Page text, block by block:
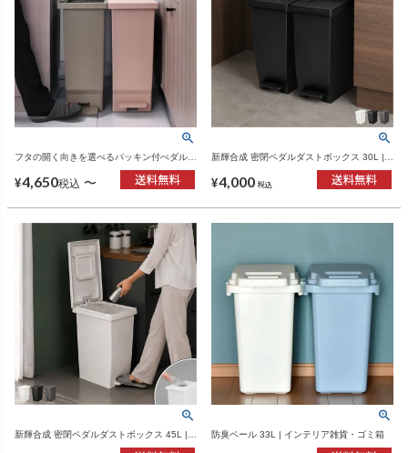
フタの開く向きを選べるパッキン付ぺダルペ
ール 45L | インテリア雑貨・ゴミ箱
¥4,650税込 〜
新輝合成 密閉ペダルダストボックス 30L |
¥4,000 税込
新輝合成 密閉ペダルダストボックス 45L |
防臭ペール 33L | インテリア雑貨・ゴミ箱